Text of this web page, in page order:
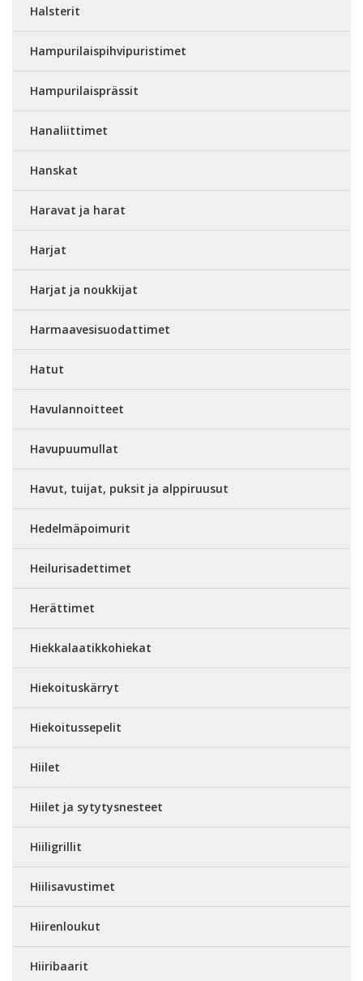
Halsterit
Hampurilaispihvipuristimet
Hampurilaisprässit
Hanaliittimet
Hanskat
Haravat ja harat
Harjat
Harjat ja noukkijat
Harmaavesisuodattimet
Hatut
Havulannoitteet
Havupuumullat
Havut, tuijat, puksit ja alppiruusut
Hedelmäpoimurit
Heilurisadettimet
Herättimet
Hiekkalaatikkohiekat
Hiekoituskärryt
Hiekoitussepelit
Hiilet
Hiilet ja sytytysnesteet
Hiiligrillit
Hiilisavustimet
Hiirenloukut
Hiiribaarit